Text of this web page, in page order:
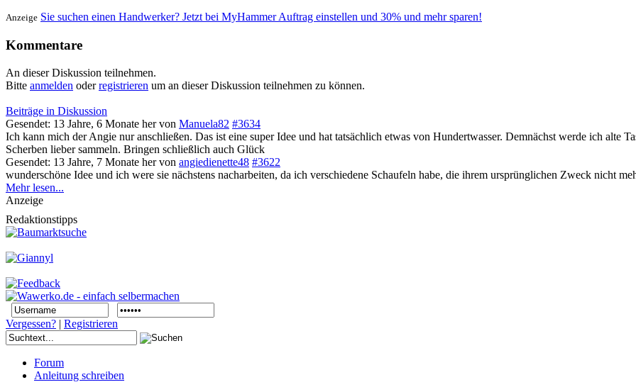
Anzeige Sie suchen einen Handwerker? Jetzt bei MyHammer Auftrag einstellen und 30% und mehr sparen!
Kommentare
An dieser Diskussion teilnehmen.
Bitte anmelden oderregistrieren um an dieser Diskussion teilnehmen zu können.
Beiträge in Diskussion
Gesendet: 13 Jahre, 6 Monate hervon Manuela82 #3634
Ich kann mich der Angie nur anschließen. Das ist eine super Idee und hat tatsächlich etwas von Hundertwasser. Demnächst werde ich alte
Scherben lieber sammeln. Bringen schließlich auch Glück
Gesendet: 13 Jahre, 7 Monate hervon angiedienette48 #3622
wunderschöne Idee und ich were sie nächstens nacharbeiten, da ich verschiedene Schaufeln habe, die ihrem ursprünglichen Zweck nicht
Mehr lesen...
Anzeige
Redaktionstipps
Vergessen? | Registrieren
Forum
Anleitung schreiben